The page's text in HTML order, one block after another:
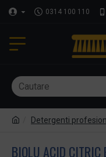
0314 100 110
Detergenti
BIOLU ACID CITRIC